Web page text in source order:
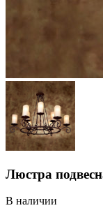
Люстра
В наличии